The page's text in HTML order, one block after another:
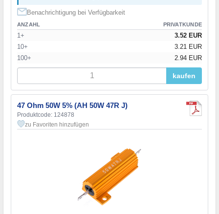
Benachrichtigung bei Verfügbarkeit
ANZAHL PRIVATKUNDE
1+
3.52 EUR
10+
3.21 EUR
100+
2.94 EUR
kaufen
47 Ohm 50W 5% (AH 50W 47R J)
Produktcode: 124878
zu Favoriten hinzufügen